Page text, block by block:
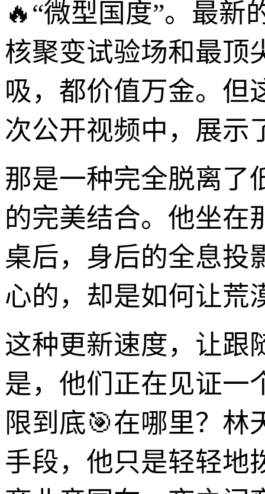
🔥“微型国度”。最
核聚变试验场和最顶
吸，都价值万金。
次公开视频中，展示
那是一种完全脱离了
的完美结合。他坐在
桌后，身后的全息投
心的，却是如何让荒
这种更新速度，让跟
是，他们正在见证一
限到底🎯在哪里？林
手段，他只是轻轻地